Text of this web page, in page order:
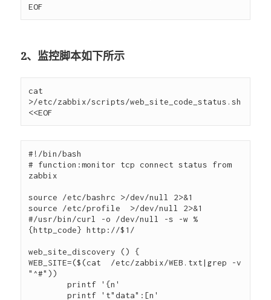
2、监控脚本如下所示
cat
>/etc/zabbix/scripts/web_site_code_status.sh
#!/bin/bash
# function:monitor tcp connect status from
zabbix
source /etc/bashrc >/dev/null 2>&1
source /etc/profile  >/dev/null 2>&1
#/usr/bin/curl -o /dev/null -s -w %
{http_code} http://$1/
web_site_discovery () {
WEB_SITE=($(cat  /etc/zabbix/WEB.txt|grep -v
"^#"))
        printf '{n'
        printf 't"data":[n'